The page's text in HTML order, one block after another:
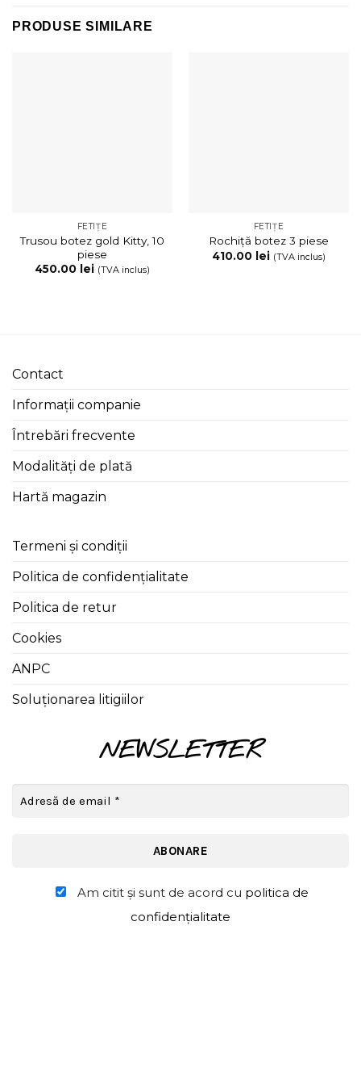
PRODUSE SIMILARE
FETIȚE
Trusou botez gold Kitty, 10
piese
450.00
lei (TVA inclus)
FETIȚE
Rochiță botez 3 piese
410.00
lei (TVA inclus)
Contact
Informații companie
Întrebări frecvente
Modalități de plată
Hartă magazin
Termeni și condiții
Politica de confidențialitate
Politica de retur
Cookies
ANPC
Soluționarea litigiilor
NEWSLETTER
Am citit şi sunt de acord cu politica de
confidențialitate